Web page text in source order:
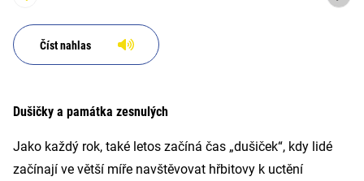
Číst nahlas
Dušičky a památka zesnulých
Jako každý rok, také letos začíná čas „dušiček“, kdy lidé
začínají ve větší míře navštěvovat hřbitovy k uctění